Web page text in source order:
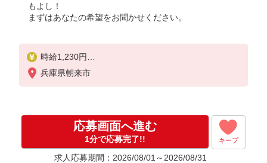
もよし！
まずはあなたの希望をお聞かせください。
時給1,230円
※22:00〜翌5:00：時給1,538円
※高校生時給1,160円
兵庫県朝来市
応募画面へ進む
1分で応募完了!! キープ
求人応募期間：2026/08/01～2026/08/31